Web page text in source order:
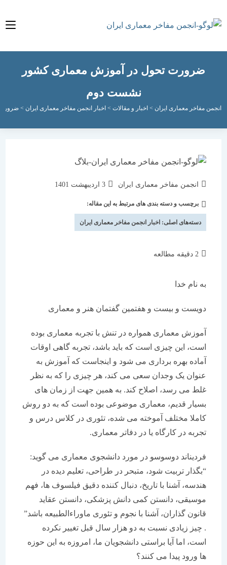
ضرورت تحول در آموزش معماری کشور
نشست دوم
مفاخر معماری ایران > اخبار و مقالات>اخبار انجمن مفاخر معماری ایران > ضرورت تحول
انجمن مفاخر معماری ایران
نوشته
شده
است:
3 اردیبهشت 1401
برچسب و دسته بندی های مرتبط به این مقاله:
دسته‌های اصلی:اخبار انجمن مفاخر معماری ایران
به نام خدا
دویست و بیست و هفتمین گفتمان هنر و معماری
آموزش معماری همواره در تنش با تجربه معماری بوده
است، این چیزی است که باید باشد، تجربه گاهی اوقات
آماده بهره برداری می شود و اینجاست که آموزش به
عنوان یک وجدان سعی می کند، هر چیزی را که به نظر
غلط می رسد، اصلاح کند. به همین جهت از زمان های
بسیار قدیم، معماری موضوعی بوده است که به دو روش
کاملا مختلف آموخته می شده، تئوری در کلاس درس و
تجربه در کارگاه یا در دفاتر معماری.
فردیناند دوسوسو در مورد دانشجوی معماری می گوید:
“بگذار تربیت شود، متبحر در طراحی، تعلیم دیده در
هندسه، آشنا با تاریخ، دنبال کننده دقیق فیلسوف ها، فهم
موسیقی، دانستن کمی دانش پزشکی، دانستن عقاید
قانون گذاران، آشنا با نجوم و تئوری ماوراءالطبیعه باشد”
. چیز زیادی نسبت به دو هزار سال قبل تغییر نکرده
است، اما آیا براستی دانشجویان ما، امروزه به این حوزه
ها ورود پیدا می کنند؟